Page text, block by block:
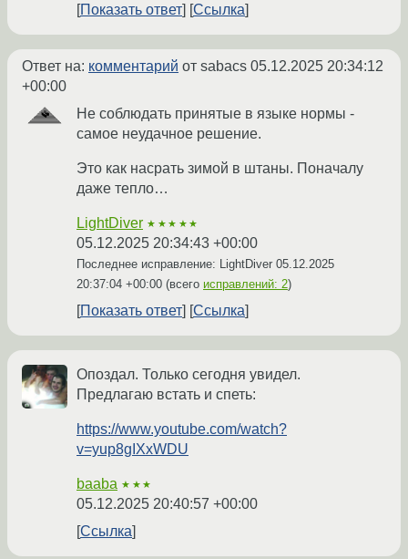
Показать ответ
Ссылка
Ответ на: комментарий от sabacs 05.12.2025 20:34:12
+00:00
Не соблюдать принятые в языке нормы -
самое неудачное решение.
Это как насрать зимой в штаны. Поначалу
даже тепло…
LightDiver ★★★★★
05.12.2025 20:34:43 +00:00
Последнее исправление: LightDiver 05.12.2025
20:37:04 +00:00 (всего исправлений: 2)
Показать ответ Ссылка
Опоздал. Только сегодня увидел.
Предлагаю встать и спеть:
https://www.youtube.com/watch?
v=yup8gIXxWDU
baaba ★★★
05.12.2025 20:40:57 +00:00
Ссылка